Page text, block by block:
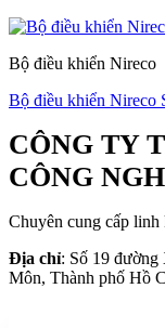
Bộ điều khiển Nireco
Bộ điều khiển Nireco
CÔNG TY
CÔNG
Chuyên cung cấp
Địa chỉ: Số 19
Môn, Thành phố Hồ